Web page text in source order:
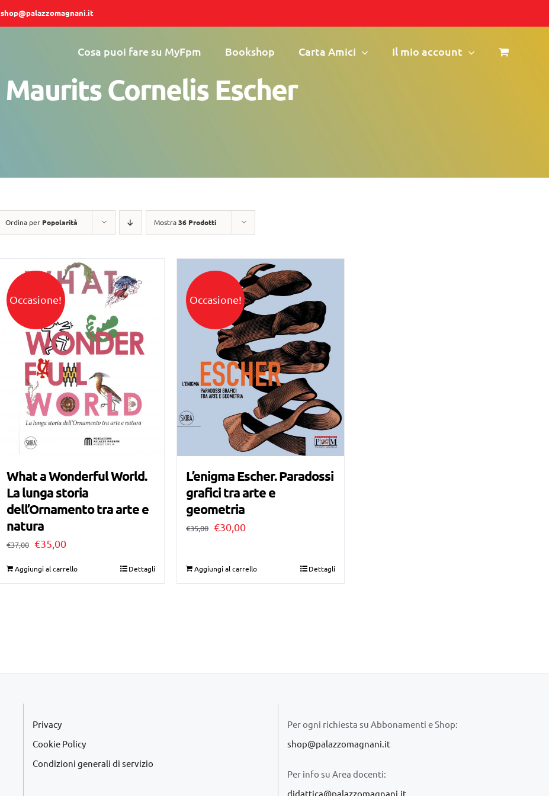
shop@palazzomagnani.it
Cosa puoi fare su MyFpm Bookshop Carta Amici Il mio account
Maurits Cornelis Escher
Ordina per Popolarità Mostra36 Prodotti
Occasione!
What a Wonderful World.
La lunga storia
dell’Ornamento tra arte e
natura
€37,00 Il
€35,00Il
Aggiungi al carrello Dettagli
Occasione!
L’enigma Escher. Paradossi
grafici tra arte e
geometria
€35,00 Il
originale
€30,00Il
attuale
Aggiungi al carrello Dettagli
Privacy
Cookie Policy
Condizioni generali di servizio
Per ogni richiesta su Abbonamenti e Shop:
shop@palazzomagnani.it
Per info su Area docenti:
didattica@palazzomagnani.it